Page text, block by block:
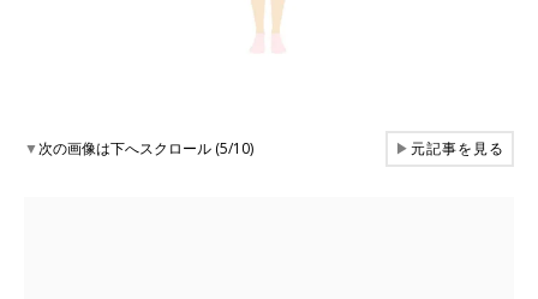
▼次の画像は下へスクロール (5/10) ▶元記事を見る